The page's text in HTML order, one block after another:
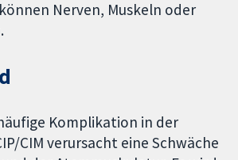
Nerven, Muskeln oder
Komplikation in der
CIM verursacht eine Schwäche